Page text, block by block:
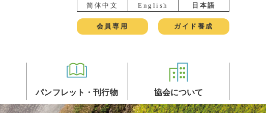
简体中文 English 日本語
会員専用 ガイド養成
パンフレット・刊行物 協会について